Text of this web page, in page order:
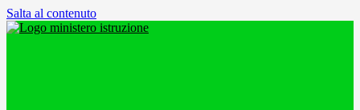
Salta al contenuto